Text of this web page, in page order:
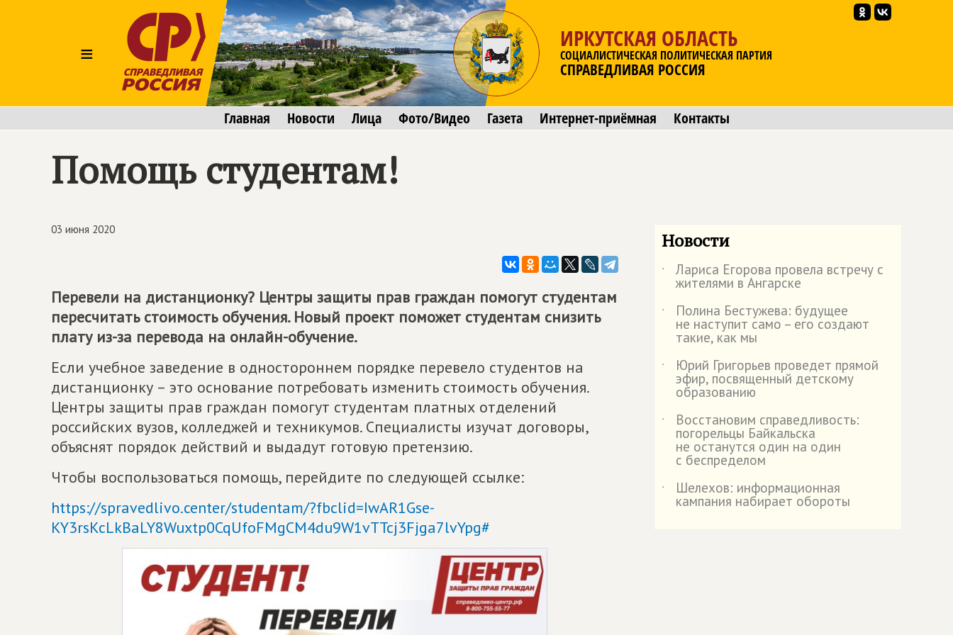
≡
ИРКУТСКАЯ ОБЛАСТЬ
СОЦИАЛИСТИЧЕСКАЯ ПОЛИТИЧЕСКАЯ ПАРТИЯ
СПРАВЕДЛИВАЯ РОССИЯ
Главная Новости Лица Фото/Видео Газета Интернет-приёмная Контакты
Помощь студентам!
03 июня 2020
Перевели на дистанционку? Центры защиты прав граждан помогут студентам
пересчитать стоимость обучения. Новый проект поможет студентам снизить
плату из-за перевода на онлайн-обучение.
Если учебное заведение в одностороннем порядке перевело студентов на
дистанционку – это основание потребовать изменить стоимость обучения.
Центры защиты прав граждан помогут студентам платных отделений
российских вузов, колледжей и техникумов. Специалисты изучат договоры,
объяснят порядок действий и выдадут готовую претензию.
Чтобы воспользоваться помощь, перейдите по следующей ссылке:
https://spravedlivo.center/studentam/?fbclid=IwAR1Gse-
KY3rsKcLkBaLY8Wuxtp0CqUfoFMgCM4du9W1vTTcj3Fjga7lvYpg#
Новости
˙ Лариса Егорова провела встречу с
жителями в Ангарске
˙
Полина Бестужева: будущее
не наступит само – его создают
такие, как мы
˙
Юрий Григорьев проведет прямой
эфир, посвященный детскому
образованию
˙
Восстановим справедливость:
погорельцы Байкальска
не останутся один на один
с беспределом
˙
Шелехов: информационная
кампания набирает обороты